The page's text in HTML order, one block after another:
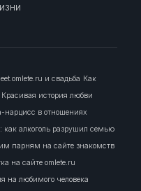
и свадьба Как
Красивая история любви
нарцисс в отношениях
как алкоголь разрушил семью
парням на сайте знакомств
на сайте omlete.ru
на любимого человека